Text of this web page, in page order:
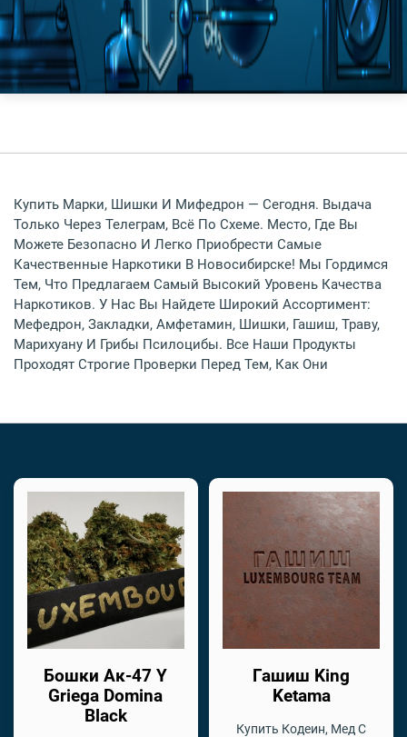
Купить Марки, Шишки И Мифедрон — Сегодня. Выдача
Только Через Телеграм, Всё По Схеме. Место, Где Вы
Можете Безопасно И Легко Приобрести Самые
Качественные Наркотики В Новосибирске! Мы Гордимся
Тем, Что Предлагаем Самый Высокий Уровень Качества
Наркотиков. У Нас Вы Найдете Широкий Ассортимент:
Мефедрон, Закладки, Амфетамин, Шишки, Гашиш, Траву,
Марихуану И Грибы Псилоцибы. Все Наши Продукты
Проходят Строгие Проверки Перед Тем, Как Они
Бошки Ак-47 Y
Griega Domina
Black
Гашиш King
Ketama
Купить Кодеин, Мед С